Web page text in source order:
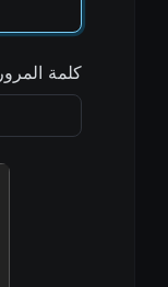
كلمة المرور